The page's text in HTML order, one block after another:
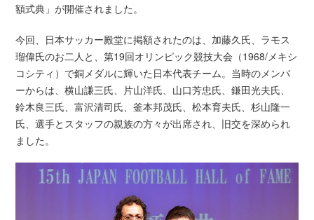
額式典」が開催されました。
今回、日本サッカー殿堂に掲額されたのは、加藤久氏、ラモス
瑠偉氏のお二人と、第19回オリンピック競技大会（1968/メキシ
コシティ）で銅メダルに輝いた日本代表チーム。当時のメンバ
ーからは、横山謙三氏、片山洋氏、山口芳忠氏、鎌田光夫氏、
鈴木良三氏、富沢清司氏、釜本邦茂氏、松本育夫氏、杉山隆一
氏、選手とスタッフの親族の方々が出席され、旧交を深められ
ました。